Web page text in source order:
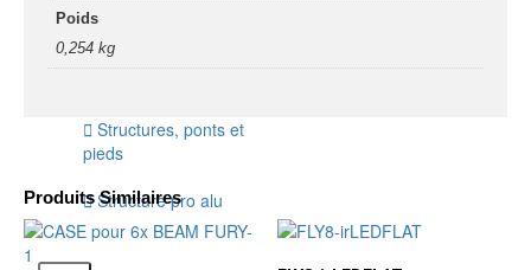
Structures, ponts et
pieds
Structure pro alu
Poids
0,254 kg
Produits Similaires